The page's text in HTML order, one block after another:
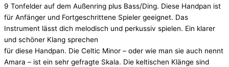
9 Tonfelder auf dem Außenring plus Bass/Ding. Diese Handpan ist
für Anfänger und Fortgeschrittene Spieler geeignet. Das
Instrument lässt dich melodisch und perkussiv spielen. Ein klarer
und schöner Klang sprechen
für diese Handpan. Die Celtic Minor – oder wie man sie auch nennt
Amara – ist ein sehr gefragte Skala. Die keltischen Klänge sind